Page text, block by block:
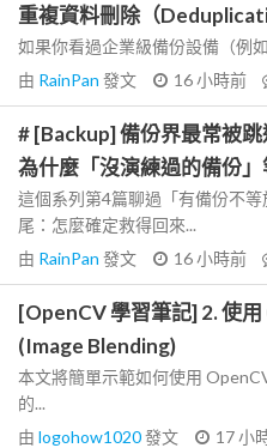
重複資料刪除（
如果你看過企業級備份設備（例
由 RainPan 發文 16 小時前
# [Backup] 備份界最常被
為什麼「沒演練過的備份
這個系列第4篇聊過「有備份不
尾：怎麼確定救得回來...
由 RainPan 發文 16 小時前
[OpenCV 學習筆記] 2. 使
(Image Blending)
本文將簡單示範如何使用
的...
由 logohow1020發文 17 小